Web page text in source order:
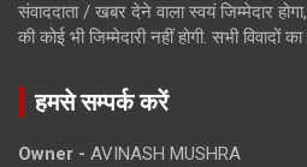
संवाददाता / खबर देने वाला स्वयं जिम्मेदार
की कोई भी जिम्मेदारी नहीं होगी. सभी विवादों का
हमसे सम्पर्क करें
Owner - AVINASH MUSHRA